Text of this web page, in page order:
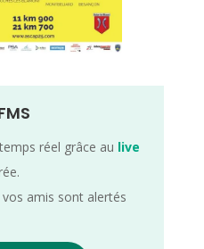
réel grâce au live
vos amis sont alertés